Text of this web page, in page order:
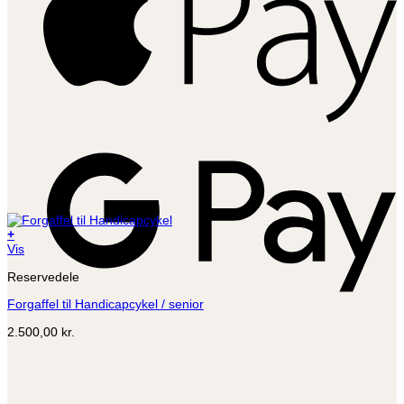
+
Vis
Reservedele
Forgaffel til Handicapcykel / senior
2.500,00 kr.